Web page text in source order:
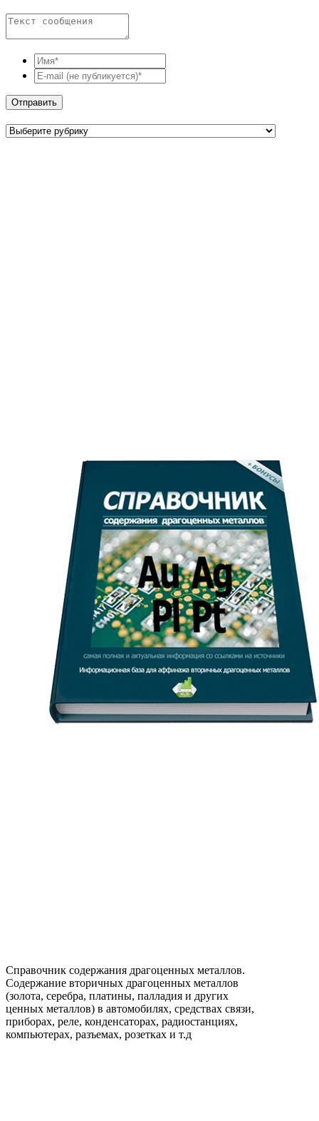
Справочник содержания драгоценных металлов.
Содержание вторичных драгоценных металлов
(золота, серебра, платины, палладия и других
ценных металлов) в автомобилях, средствах связи,
приборах, реле, конденсаторах, радиостанциях,
компьютерах, разъемах, розетках и т.д